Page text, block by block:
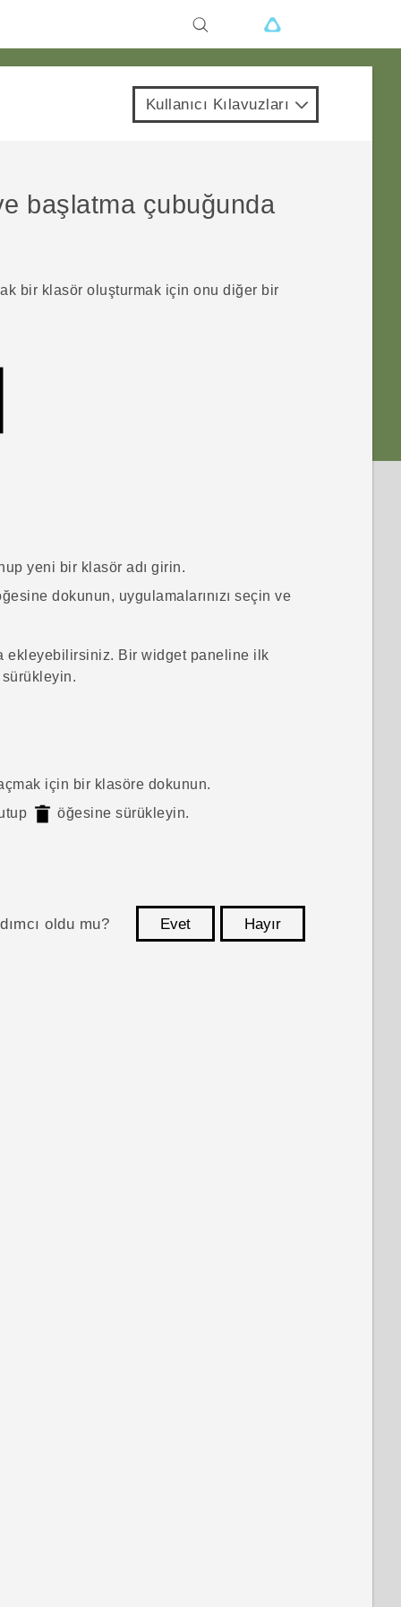
Kullanıcı Kılavuzları
başlatma çubuğunda
bir klasör oluşturmak için onu diğer bir
yeni bir klasör adı girin.
dokunun, uygulamalarınızı seçin ve
ekleyebilirsiniz. Bir widget paneline ilk
için bir klasöre dokunun.
öğesine sürükleyin.
oldu mu? Evet
Hayır